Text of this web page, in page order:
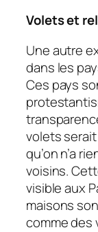
Volets et
Une autre
dans les
Ces pays
volets
qu’on n’a
voisins.
visible aux
maisons
comme des